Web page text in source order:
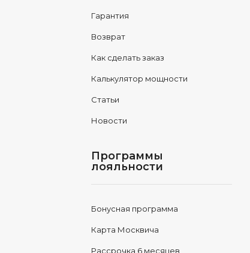
Гарантия
Возврат
Как сделать заказ
Калькулятор мощности
Статьи
Новости
Программы
лояльности
Бонусная программа
Карта Москвича
Рассрочка 6 месяцев